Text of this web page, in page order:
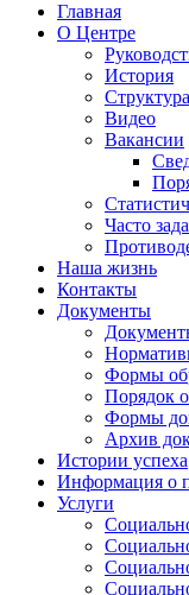
Главная
О Центре
История
Структура
Видео
Вакансии
Часто
Наша жизнь
Контакты
Документы
Формы
Порядок
Формы
Архив
Истории успеха
Информация о
Услуги